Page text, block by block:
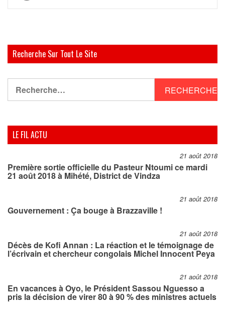
Recherche Sur Tout Le Site
LE FIL ACTU
21 août 2018
Première sortie officielle du Pasteur Ntoumi ce mardi
21 août 2018 à Mihété, District de Vindza
21 août 2018
Gouvernement : Ça bouge à Brazzaville !
21 août 2018
Décès de Kofi Annan : La réaction et le témoignage de
l’écrivain et chercheur congolais Michel Innocent Peya
21 août 2018
En vacances à Oyo, le Président Sassou Nguesso a
pris la décision de virer 80 à 90 % des ministres actuels